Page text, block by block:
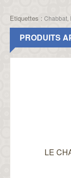
Etiquettes : Chabbat,
PRODUITS
LE